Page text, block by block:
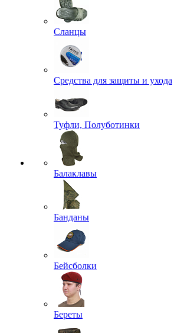
Сланцы
Средства для защиты и ухода
Туфли, Полуботинки
Балаклавы
Банданы
Бейсболки
Береты